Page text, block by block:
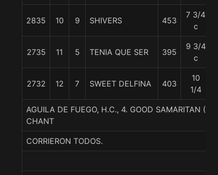
2835 10 9 SHIVERS 453
7 3/4
c
2735 11 5 TENIA QUE SER 395
9 3/4
c
2732 12 7 SWEET DELFINA 403
10
1/4
AGUILA DE FUEGO, H.C., 4. GOOD SAMARITAN
CHANT
CORRIERON TODOS.